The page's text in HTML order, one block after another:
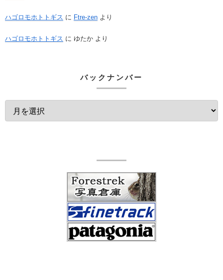
ハゴロモホトトギス に Ftre-zen より
ハゴロモホトトギス に ゆたか より
バックナンバー